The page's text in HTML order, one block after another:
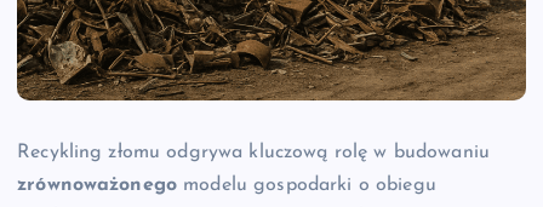
Recykling złomu odgrywa kluczową rolę w budowaniu
zrównoważonego modelu gospodarki o obiegu